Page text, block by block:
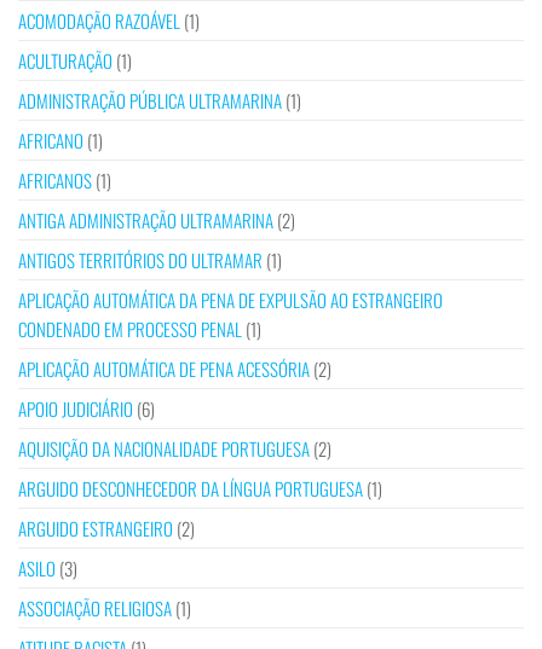
ACOMODAÇÃO RAZOÁVEL (1)
ACULTURAÇÃO (1)
ADMINISTRAÇÃO PÚBLICA ULTRAMARINA(1)
AFRICANO (1)
AFRICANOS(1)
ANTIGA ADMINISTRAÇÃO ULTRAMARINA(2)
ANTIGOS TERRITÓRIOS DO ULTRAMAR (1)
APLICAÇÃO AUTOMÁTICA DA PENA DE EXPULSÃO AO ESTRANGEIRO
CONDENADO EM PROCESSO PENAL (1)
APLICAÇÃO AUTOMÁTICA DE PENA ACESSÓRIA(2)
APOIO JUDICIÁRIO (6)
AQUISIÇÃO DA NACIONALIDADE PORTUGUESA(2)
ARGUIDO DESCONHECEDOR DA LÍNGUA PORTUGUESA(1)
ARGUIDO ESTRANGEIRO (2)
ASILO (3)
ASSOCIAÇÃO RELIGIOSA(1)